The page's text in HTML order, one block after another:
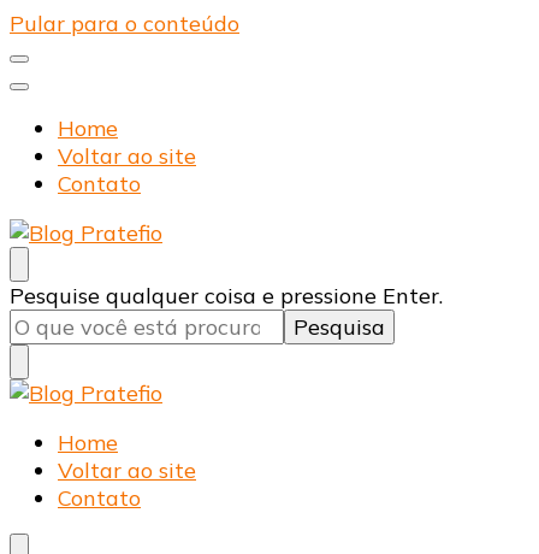
Pular para o conteúdo
Home
Voltar ao site
Contato
Blog Pratefio
Arames e Telas de Qualidade
Procurando
algo?
Pesquise qualquer coisa e pressione Enter.
Blog Pratefio
Arames e Telas de Qualidade
Home
Voltar ao site
Contato